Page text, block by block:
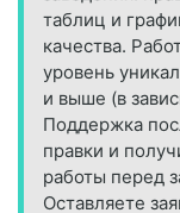
таблиц и
качества.
уровень
и выше (в
Поддержка
правки и
работы перед
Оставляете